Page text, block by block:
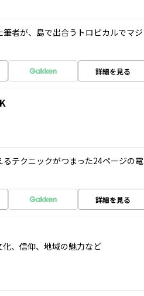
者が、島で出合うトロピカルでマジ
詳細を見る
テクニックがつまった24ページの電
詳細を見る
、信仰、地域の魅力など